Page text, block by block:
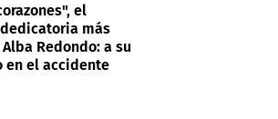
el
más
Redondo: a su
el accidente